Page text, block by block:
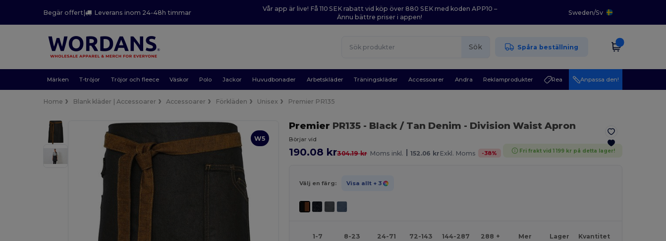
Begär offert| Leverans inom 24-48h timmar
Vår app är live! Få 110 SEK rabatt vid köp över 880 SEK med koden APP10 –
Ännu bättre priser i appen!
Sweden/Sv
Sök Spåra beställning
Märken T-tröjor Tröjor och fleece Väskor Polo Jackor Huvudbonader Arbetskläder Träningskläder Accessoarer Andra Reklamprodukter Rea Anpassa den!
Home Blank kläder | Accessoarer Accessoarer Förkläden Unisex Premier PR135
W5
Premier PR135 - Black / Tan Denim - Division Waist Apron
Börjar vid
190.08 kr304.19 kr Moms inkl. | 152.06 kr Exkl. Moms -38% Fri frakt vid 1 199 kr på detta lager!
Välj en färg: Visa allt + 3
1-7 8-23 24-71 72-143 144-287 288 + Mer Lager Kvantitet